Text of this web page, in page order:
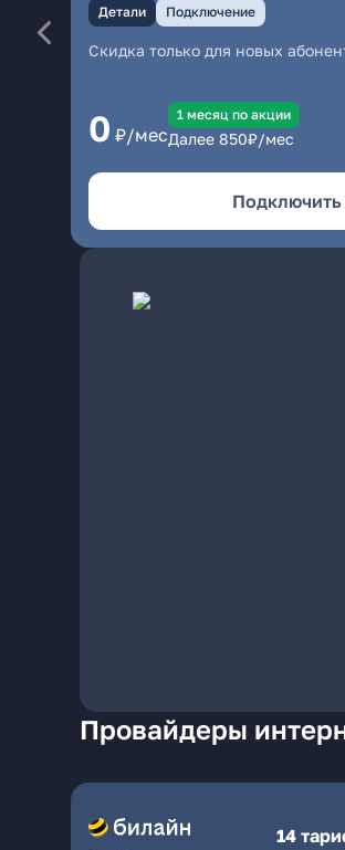
Детали Подключение
Скидка только для новых
0 ₽/мес
1 месяц по акции
Далее 850₽/мес
Подключить
Провайдеры
14